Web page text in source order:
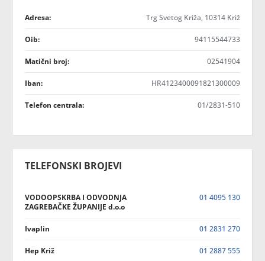
Adresa: Trg Svetog Križa, 10314 Križ
Oib: 94115544733
Matični broj: 02541904
Iban: HR4123400091821300009
Telefon centrala: 01/2831-510
TELEFONSKI BROJEVI
VODOOPSKRBA I ODVODNJA
ZAGREBAČKE ŽUPANIJE d.o.o
01 4095 130
Ivaplin 01 2831 270
Hep Križ 01 2887 555